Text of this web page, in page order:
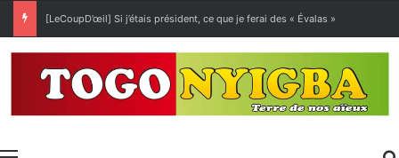
[LeCoupD’œil] Si j’étais président, ce que je ferai des « Évalas »